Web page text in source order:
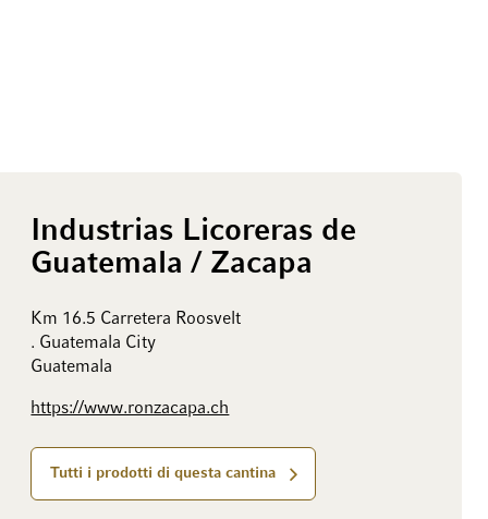
Industrias Licoreras de
Guatemala / Zacapa
Km 16.5 Carretera Roosvelt
. Guatemala City
Guatemala
https://www.ronzacapa.ch
Tutti i prodotti di questa cantina